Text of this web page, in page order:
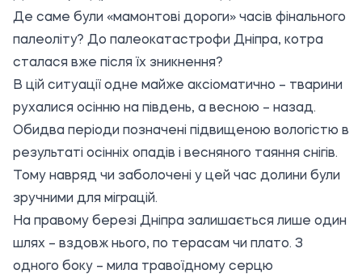
Де саме були «мамонтові дороги» часів фінального
палеоліту? До палеокатастрофи Дніпра, котра
сталася вже після їх зникнення?
В цій ситуації одне майже аксіоматично – тварини
рухалися осінню на південь, а весною – назад.
Обидва періоди позначені підвищеною вологістю в
результаті осінніх опадів і весняного таяння снігів.
Тому навряд чи заболочені у цей час долини були
зручними для міграцій.
На правому березі Дніпра залишається лише один
шлях – вздовж нього, по терасам чи плато. З
одного боку – мила травоїдному серцю